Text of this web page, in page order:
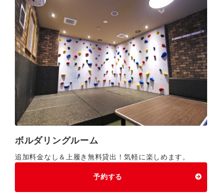
ボルダリングルーム
追加料金なし＆上履き無料貸出！気軽に楽しめます。
予約する